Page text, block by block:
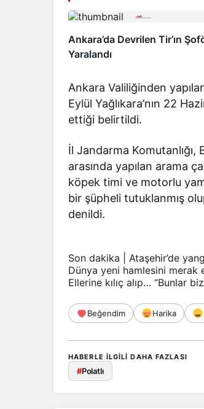
Ankara’da Devrilen Tir’ın
Yaralandı
Ankara Valiliğinden
Eylül Yağlıkara’nın 22
ettiği belirtildi.
İl Jandarma
arasında yapılan arama
köpek timi ve motorlu
bir şüpheli tutuklanmış
denildi.
Son dakika | Ataşehir’de
Dünya yeni hamlesini
Ellerine kılıç alıp… “Bunlar
Beğendim Harika
HABERLE ILGILI DAHA FAZLASI
#Polatlı